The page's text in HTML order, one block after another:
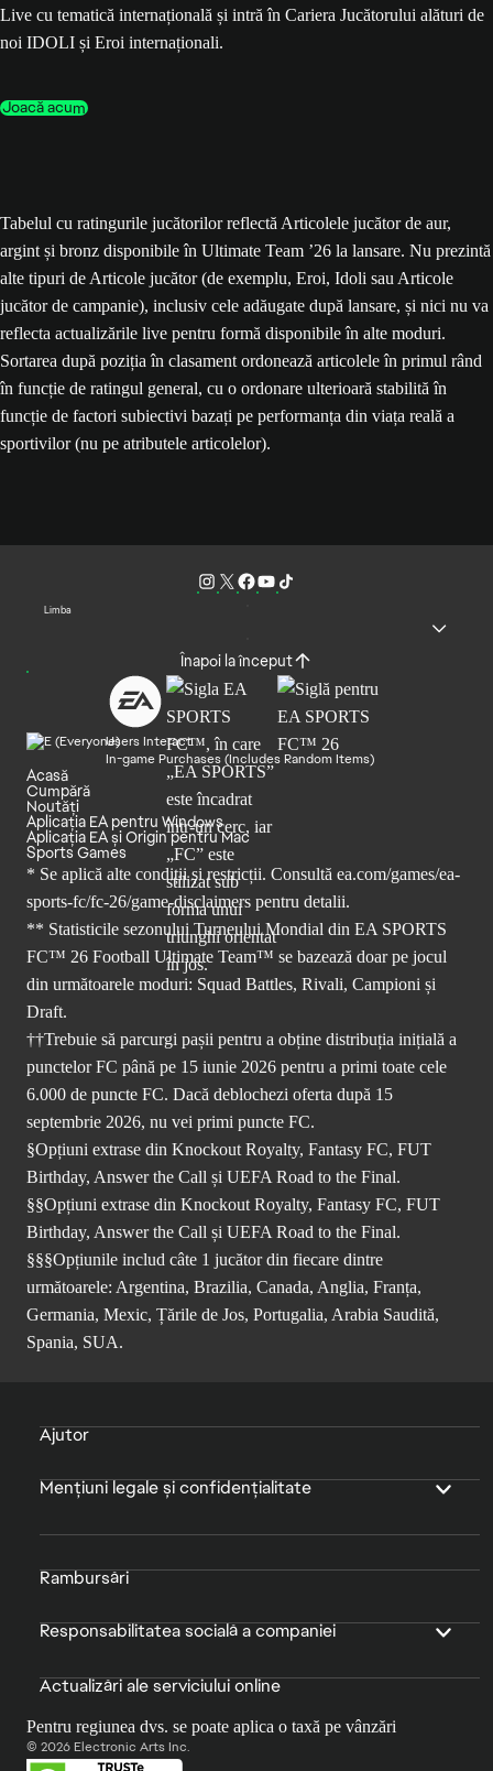
Live cu tematică internațională și intră în Cariera Jucătorului alături de
noi IDOLI și Eroi internaționali.
Joacă acum
Tabelul cu ratingurile jucătorilor reflectă Articolele jucător de aur,
argint și bronz disponibile în Ultimate Team ’26 la lansare. Nu prezintă
alte tipuri de Articole jucător (de exemplu, Eroi, Idoli sau Articole
jucător de campanie), inclusiv cele adăugate după lansare, și nici nu va
reflecta actualizările live pentru formă disponibile în alte moduri.
Sortarea după poziția în clasament ordonează articolele în primul rând
în funcție de ratingul general, cu o ordonare ulterioară stabilită în
funcție de factori subiectivi bazați pe performanța din viața reală a
sportivilor (nu pe atributele articolelor).
Limba
Înapoi la început
Users Interact
In-game Purchases (Includes Random Items)
Acasă
Cumpără
Noutăți
Aplicația EA pentru Windows
Aplicația EA și Origin pentru Mac
Sports Games
* Se aplică alte condiții și restricții. Consultă ea.com/games/ea-
sports-fc/fc-26/game-disclaimers pentru detalii.
** Statisticile sezonului Turneului Mondial din EA SPORTS
FC™ 26 Football Ultimate Team™ se bazează doar pe jocul
din următoarele moduri: Squad Battles, Rivali, Campioni și
Draft.
††Trebuie să parcurgi pașii pentru a obține distribuția inițială a
punctelor FC până pe 15 iunie 2026 pentru a primi toate cele
6.000 de puncte FC. Dacă deblochezi oferta după 15
septembrie 2026, nu vei primi puncte FC.
§Opțiuni extrase din Knockout Royalty, Fantasy FC, FUT
Birthday, Answer the Call și UEFA Road to the Final.
§§Opțiuni extrase din Knockout Royalty, Fantasy FC, FUT
Birthday, Answer the Call și UEFA Road to the Final.
§§§Opțiunile includ câte 1 jucător din fiecare dintre
următoarele: Argentina, Brazilia, Canada, Anglia, Franța,
Germania, Mexic, Țările de Jos, Portugalia, Arabia Saudită,
Spania, SUA.
Ajutor
Mențiuni legale și confidențialitate
Rambursări
Responsabilitatea socială a companiei
Actualizări ale serviciului online
Pentru regiunea dvs. se poate aplica o taxă pe vânzări
© 2026 Electronic Arts Inc.